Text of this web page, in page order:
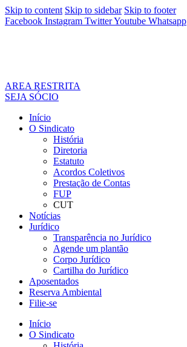
Skip to content Skip to sidebar Skip to footer
Facebook Instagram TwitterYoutube Whatsapp
AREA RESTRITA
SEJA SÓCIO
Início
O Sindicato
História
Diretoria
Estatuto
Acordos Coletivos
Prestação de Contas
FUP
CUT
Notícias
Jurídico
Transparência no Jurídico
Agende um plantão
Corpo Jurídico
Cartilha do Jurídico
Aposentados
Reserva Ambiental
Filie-se
Início
O Sindicato